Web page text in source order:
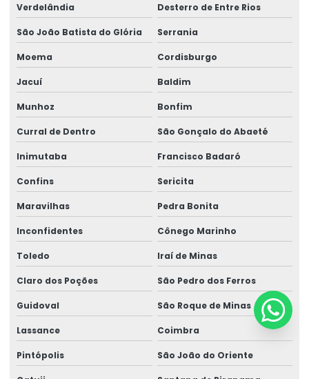
Verdelândia Desterro de Entre Rios
São João Batista do Glória Serrania
Moema Cordisburgo
Jacuí Baldim
Munhoz Bonfim
Curral de Dentro São Gonçalo do Abaeté
Inimutaba Francisco Badaró
Confins Sericita
Maravilhas Pedra Bonita
Inconfidentes Cônego Marinho
Toledo Iraí de Minas
Claro dos Poções São Pedro dos Ferros
Guidoval São Roque de Minas
Lassance Coimbra
Pintópolis São João do Oriente